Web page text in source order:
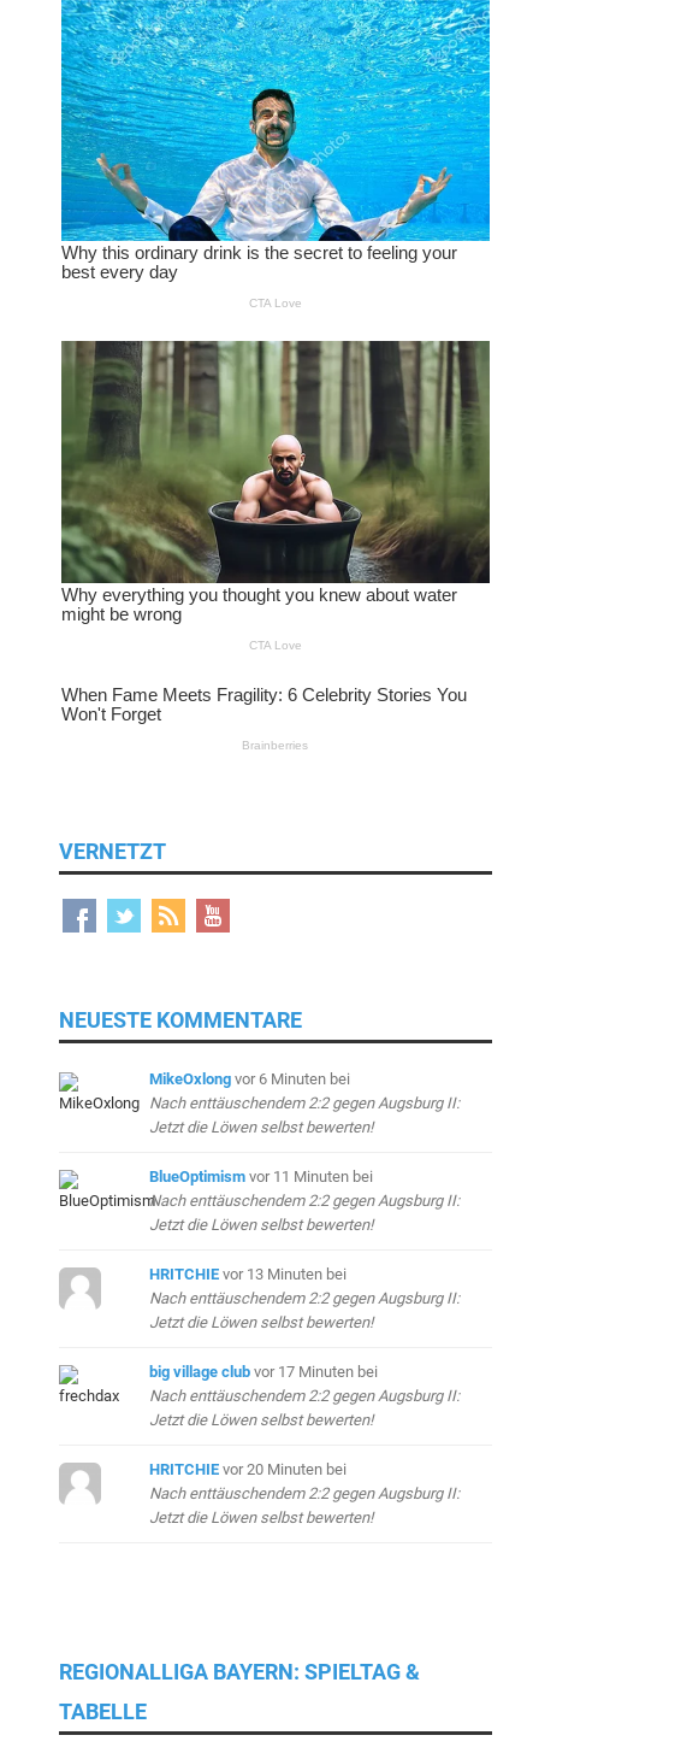
VERNETZT
NEUESTE KOMMENTARE
MikeOxlong vor 6 Minuten bei
Nach enttäuschendem 2:2 gegen Augsburg II:
Jetzt die Löwen selbst bewerten!
BlueOptimism vor 11 Minuten bei
Nach enttäuschendem 2:2 gegen Augsburg II:
Jetzt die Löwen selbst bewerten!
HRITCHIE vor 13 Minuten bei
Nach enttäuschendem 2:2 gegen Augsburg II:
Jetzt die Löwen selbst bewerten!
big village club vor 17 Minuten bei
Nach enttäuschendem 2:2 gegen Augsburg II:
Jetzt die Löwen selbst bewerten!
HRITCHIE vor 20 Minuten bei
Nach enttäuschendem 2:2 gegen Augsburg II:
Jetzt die Löwen selbst bewerten!
REGIONALLIGA BAYERN: SPIELTAG &
TABELLE